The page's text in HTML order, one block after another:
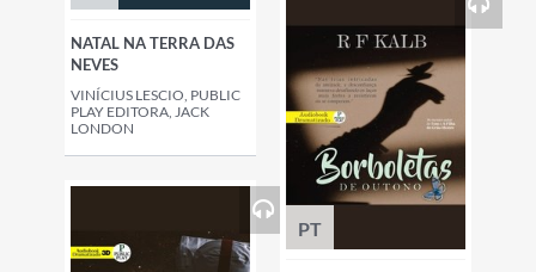
NATAL NA TERRA DAS
NEVES
VINÍCIUS LESCIO, PUBLIC
PLAY EDITORA, JACK
LONDON
PT